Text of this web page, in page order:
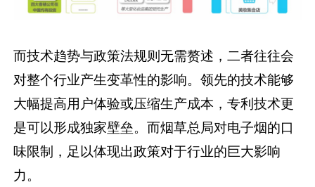
而技术趋势与政策法规则无需赘述，二者往往会
对整个行业产生变革性的影响。领先的技术能够
大幅提高用户体验或压缩生产成本，专利技术更
是可以形成独家壁垒。而烟草总局对电子烟的口
味限制，足以体现出政策对于行业的巨大影响
力。